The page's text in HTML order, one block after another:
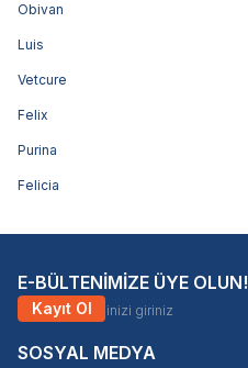
Obivan
Luis
Vetcure
Felix
Purina
Felicia
E-BÜLTENİMİZE ÜYE OLUN!
Kayıt Ol
SOSYAL MEDYA